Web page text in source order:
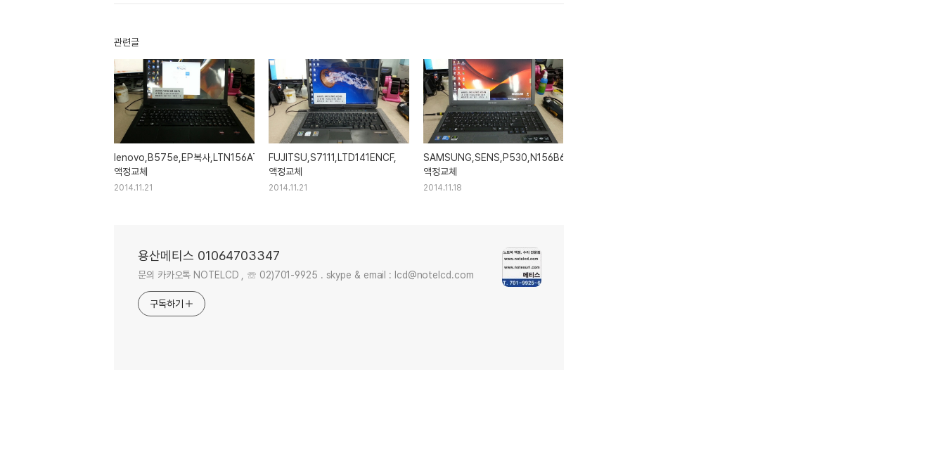
관련글
lenovo,B575e,EP복사,LTN156AT24,LP156WH4,
액정교체
2014.11.21
FUJITSU,S7111,LTD141ENCF,
액정교체
2014.11.21
SAMSUNG,SENS,P530,N156B6,LP156WH4,
액정교체
2014.11.18
용산메티스 01064703347
문의 카카오톡 NOTELCD , ☏ 02)701-9925 . skype & email : lcd@notelcd.com
구독하기